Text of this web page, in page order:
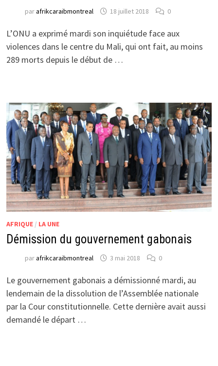
parafrikcaraibmontreal 18 juillet 2018 0
L’ONU a exprimé mardi son inquiétude face aux
violences dans le centre du Mali, qui ont fait, au moins
289 morts depuis le début de …
AFRIQUE/ LA UNE
Démission du gouvernement gabonais
parafrikcaraibmontreal 3 mai 2018 0
Le gouvernement gabonais a démissionné mardi, au
lendemain de la dissolution de l’Assemblée nationale
par la Cour constitutionnelle. Cette dernière avait aussi
demandé le départ …